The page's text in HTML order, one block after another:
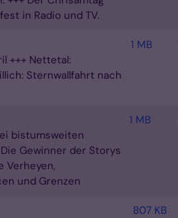
in Radio und TV.
+++ Nettetal:
Sternwallfahrt nach
1 MB
bistumsweiten
Gewinner der Storys
Verheyen,
und Grenzen
1 MB
807 KB